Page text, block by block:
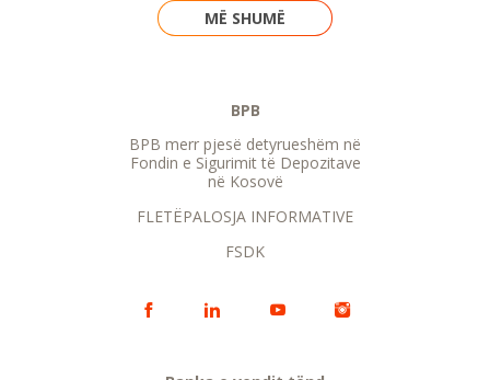
MË SHUMË
BPB
BPB merr pjesë detyrueshëm në
Fondin e Sigurimit të Depozitave
në Kosovë
FLETËPALOSJA INFORMATIVE
FSDK